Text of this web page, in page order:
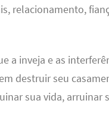
relacionamento,
a inveja e as
destruir seu
sua vida, arruinar